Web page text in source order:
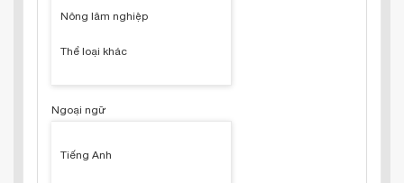
Nông lâm nghiệp
Thể loại khác
Ngoại ngữ
Tiếng Anh